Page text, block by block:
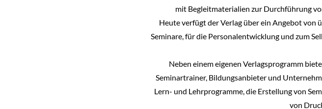
mit Begleitmaterialien zur Durchführung
Heute verfügt der Verlag über ein Angebot von
Seminare, für die Personalentwicklung und zum
Neben einem eigenen Verlagsprogramm
Seminartrainer, Bildungsanbieter und
Lern- und Lehrprogramme, die Erstellung von
von